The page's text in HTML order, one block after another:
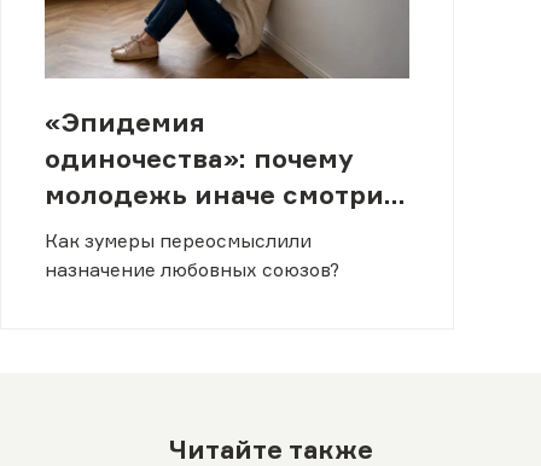
«Эпидемия
одиночества»: почему
молодежь иначе смотрит
на отношения
Как зумеры переосмыслили
назначение любовных союзов?
Читайте также